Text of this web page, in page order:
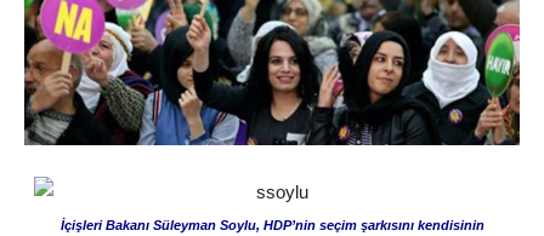
İçişleri Bakanı Süleyman Soylu, HDP’nin seçim şarkısını kendisinin